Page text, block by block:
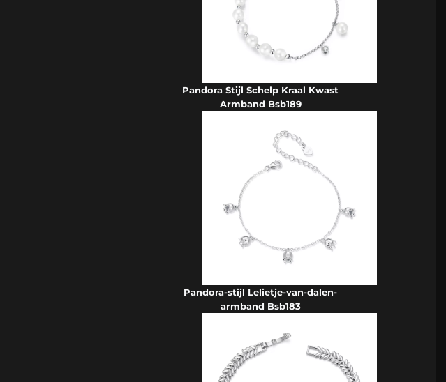
Pandora Stijl Schelp Kraal Kwast
Armband Bsb189
Pandora-stijl Lelietje-van-dalen-
armband Bsb183